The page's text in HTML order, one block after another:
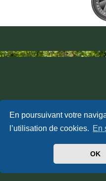
En poursuivant votre
l’utilisation de cookies. En
OK